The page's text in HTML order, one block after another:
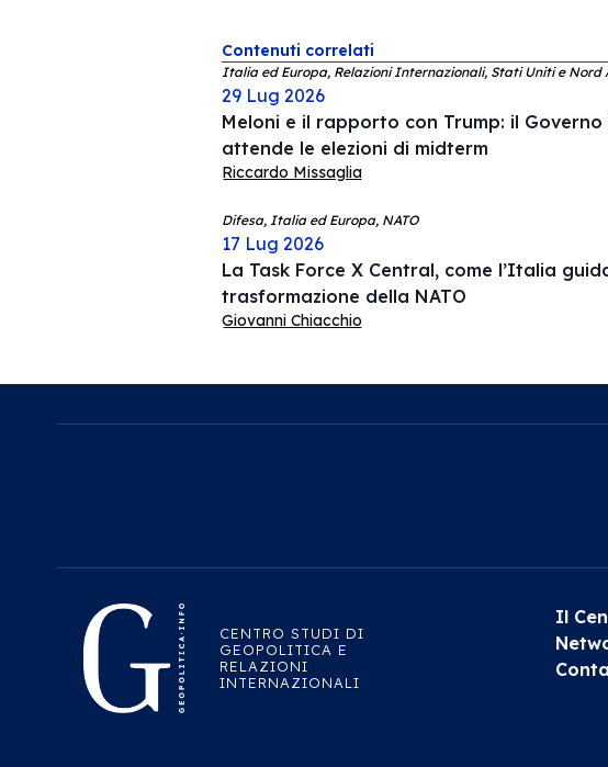
Contenuti correlati
Italia ed Europa, Relazioni Internazionali, Stati Uniti e Nord
29 Lug 2026
Meloni e il rapporto con Trump: il
attende le elezioni di midterm
Riccardo Missaglia
Difesa, Italia ed Europa, NATO
17 Lug 2026
La Task Force X Central, come l’Italia
trasformazione della NATO
Giovanni Chiacchio
CENTRO STUDI DI
GEOPOLITICA E
RELAZIONI
INTERNAZIONALI
Il